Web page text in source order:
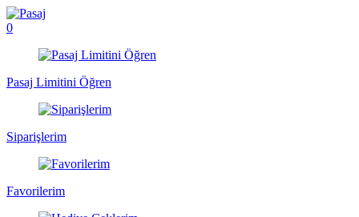
0
Pasaj Limitini Öğren
Siparişlerim
Favorilerim